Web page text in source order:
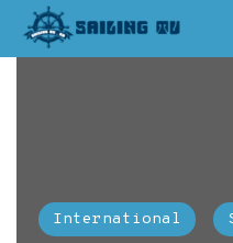
International